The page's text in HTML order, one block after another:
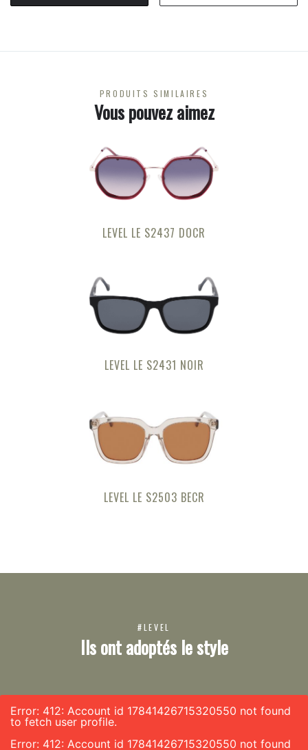
PRODUITS SIMILAIRES
Vous pouvez aimez
LEVEL LE S2437 DOCR
LEVEL LE S2431 NOIR
LEVEL LE S2503 BECR
#LEVEL
Ils ont adoptés le style
Error: 412: Account id 17841426715320550 not found
to fetch user profile.
Error: 412: Account id 17841426715320550 not found